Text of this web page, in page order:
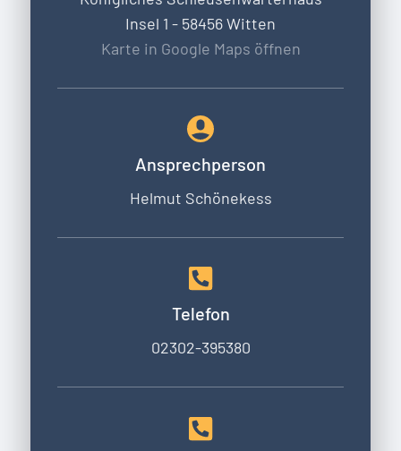
Insel 1 - 58456 Witten
Karte in Google Maps öffnen
Ansprechperson
Helmut Schönekess
Telefon
02302-395380